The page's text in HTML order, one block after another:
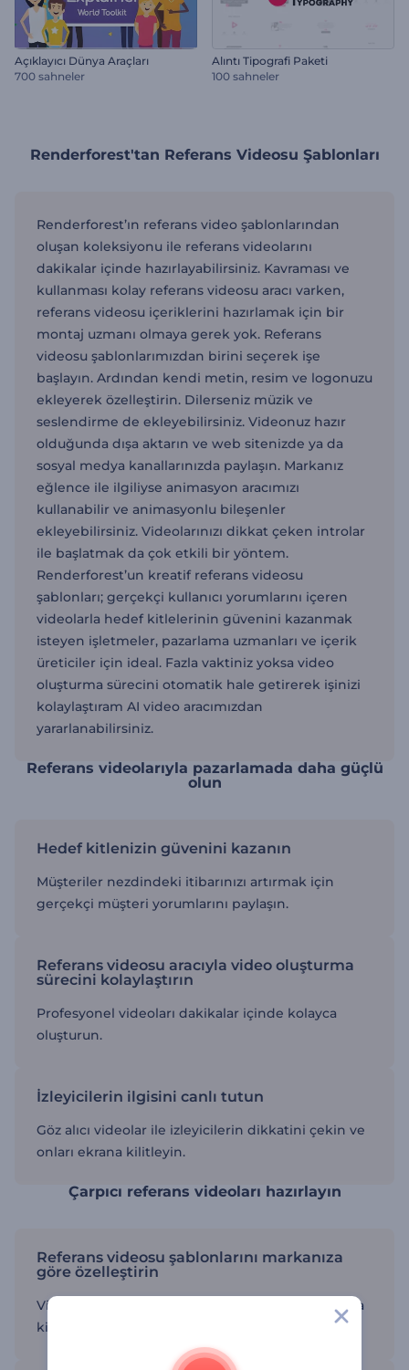
Açıklayıcı Dünya Araçları
700 sahneler
Alıntı Tipografi Paketi
100 sahneler
Renderforest'tan Referans Videosu Şablonları
Renderforest’ın referans video şablonlarından
oluşan koleksiyonu ile referans videolarını
dakikalar içinde hazırlayabilirsiniz. Kavraması ve
kullanması kolay referans videosu aracı varken,
referans videosu içeriklerini hazırlamak için bir
montaj uzmanı olmaya gerek yok. Referans
videosu şablonlarımızdan birini seçerek işe
başlayın. Ardından kendi metin, resim ve logonuzu
ekleyerek özelleştirin. Dilerseniz müzik ve
seslendirme de ekleyebilirsiniz. Videonuz hazır
olduğunda dışa aktarın ve web sitenizde ya da
sosyal medya kanallarınızda paylaşın. Markanız
eğlence ile ilgiliyse animasyon aracımızı
kullanabilir ve animasyonlu bileşenler
ekleyebilirsiniz. Videolarınızı dikkat çeken introlar
ile başlatmak da çok etkili bir yöntem.
Renderforest’un kreatif referans videosu
şablonları; gerçekçi kullanıcı yorumlarını içeren
videolarla hedef kitlelerinin güvenini kazanmak
isteyen işletmeler, pazarlama uzmanları ve içerik
üreticiler için ideal. Fazla vaktiniz yoksa video
oluşturma sürecini otomatik hale getirerek işinizi
kolaylaştıram AI video aracımızdan
yararlanabilirsiniz.
Referans videolarıyla pazarlamada daha güçlü
olun
Hedef kitlenizin güvenini kazanın
Müşteriler nezdindeki itibarınızı artırmak için
gerçekçi müşteri yorumlarını paylaşın.
Referans videosu aracıyla video oluşturma
sürecini kolaylaştırın
Profesyonel videoları dakikalar içinde kolayca
oluşturun.
İzleyicilerin ilgisini canlı tutun
Göz alıcı videolar ile izleyicilerin dikkatini çekin ve
onları ekrana kilitleyin.
Çarpıcı referans videoları hazırlayın
Referans videosu şablonlarını markanıza
göre özelleştirin
Video içeriğini kendi metin, resim ve logolarınızla
kişiselleştirin.